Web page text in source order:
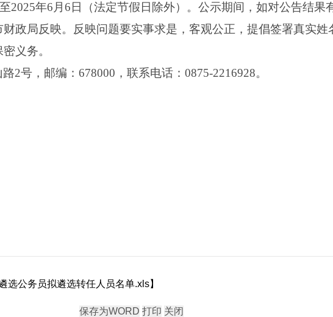
2025年6月6日（法定节假日除外）。公示期间，如对公告结果
政局反映。反映问题要实事求是，客观公正，提倡签署真实姓
义务。
2号，邮编：678000，联系电话：0875-2216928。
选公务员拟遴选转任人员名单.xls】